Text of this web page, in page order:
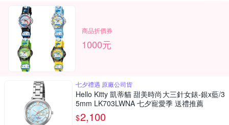
商品折價券
1000元
七夕禮遇 原廠公司貨
Hello Kitty 凱蒂貓 甜美時尚大三針女錶-銀x藍/3
5mm LK703LWNA 七夕寵愛季 送禮推薦
$2,100